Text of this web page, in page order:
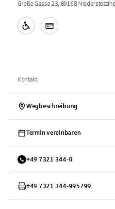
Große Gasse 23, 89168
Kontakt
Wegbeschreibung
Termin vereinbaren
+49 7321 344-0
+49 7321 344-995799